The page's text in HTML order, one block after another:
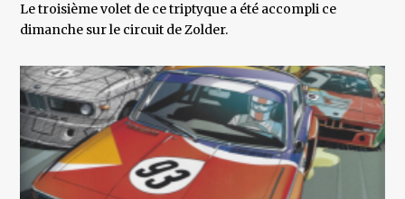
Le troisième volet de ce triptyque a été accompli ce
dimanche sur le circuit de Zolder.